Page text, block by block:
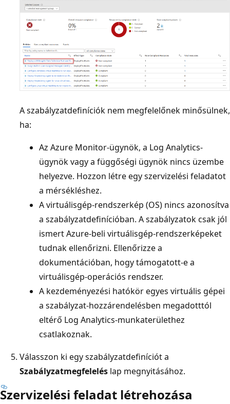
A szabályzatdefiníciók nem megfelelőnek minősülnek,
ha:
Az Azure Monitor-ügynök, a Log Analytics-
ügynök vagy a függőségi ügynök nincs üzembe
helyezve. Hozzon létre egy szervizelési feladatot
a mérsékléshez.
A virtuálisgép-rendszerkép (OS) nincs azonosítva
a szabályzatdefinícióban. A szabályzatok csak jól
ismert Azure-beli virtuálisgép-rendszerképeket
tudnak ellenőrizni. Ellenőrizze a
dokumentációban, hogy támogatott-e a
virtuálisgép-operációs rendszer.
A kezdeményezési hatókör egyes virtuális gépei
a szabályzat-hozzárendelésben megadotttól
eltérő Log Analytics-munkaterülethez
csatlakoznak.
Válasszon ki egy szabályzatdefiníciót a
Szabályzatmegfelelés lap megnyitásához.
Szervizelési feladat létrehozása